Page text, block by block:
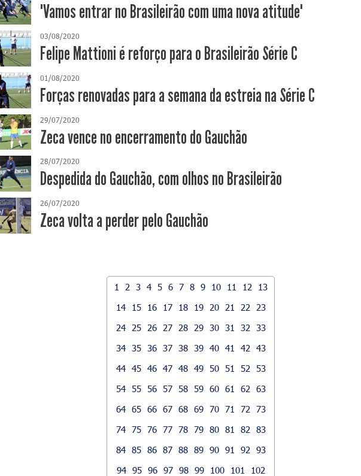
"Vamos entrar no Brasileirão com uma nova atitude"
03/08/2020
Felipe Mattioni é reforço para o Brasileirão Série C
01/08/2020
Forças renovadas para a semana da estreia na Série C
29/07/2020
Zeca vence no encerramento do Gauchão
28/07/2020
Despedida do Gauchão, com olhos no Brasileirão
26/07/2020
Zeca volta a perder pelo Gauchão
1 2 3 4 5 6 7 8 9 10 11 12
13
14
15 16 17 18 19 20 21 22
23
24
25 26 27 28 29 30 31 32
33
34 35 36 37 38 39 40 41 42
43
44 45 46 47 48 49 50 51 52
53
54 55 56 57 58 59 60 61 62
63
64 65 66 67 68 69 70 71 72
73
74 75 76 77 78 79 80 81 82
83
84 85 86 87 88 89 90 91 92
93
94 95 96 97 98 99 100 101
102